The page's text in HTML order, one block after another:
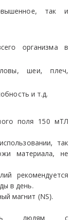
так и
организма в
шеи, плеч,
и т.д.
поля 150 мТЛ
так
материала, не
рекомендуется
в день.
магнит (NS).
людям с